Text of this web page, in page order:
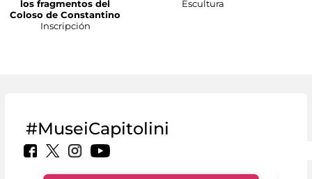
los fragmentos del
Coloso de Constantino
Inscripción
Escultura
#MuseiCapitolini